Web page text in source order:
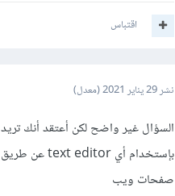
اقتباس
نشر29 يناير 2021 (معدل)
السؤال غير واضح لكن أعتقد أنك
صفحات ويب